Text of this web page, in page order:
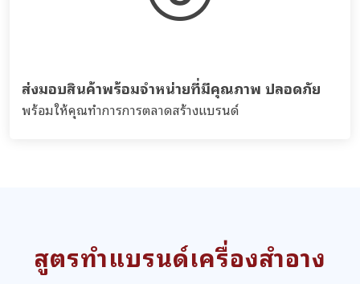
ส่งมอบสินค้าพร้อมจำหน่ายที่มีคุณภาพ ปลอดภัย
พร้อมให้คุณทำการการตลาดสร้างแบรนด์
สูตรทำแบรนด์เครื่องสำอาง